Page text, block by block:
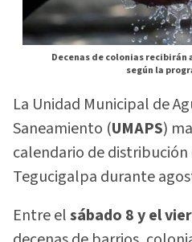
Decenas de colonias recibirán
según la
La Unidad Municipal de
Saneamiento (UMAPS)
calendario de
Tegucigalpa durante
Entre elsábado 8 y el